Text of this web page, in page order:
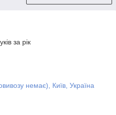
за рік
немає), Київ, Україна